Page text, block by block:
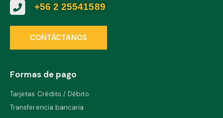
+56 2 25541589
CONTÁCTANOS
Formas de pago
Tarjetas Crédito / Débito
Transferencia bancaria